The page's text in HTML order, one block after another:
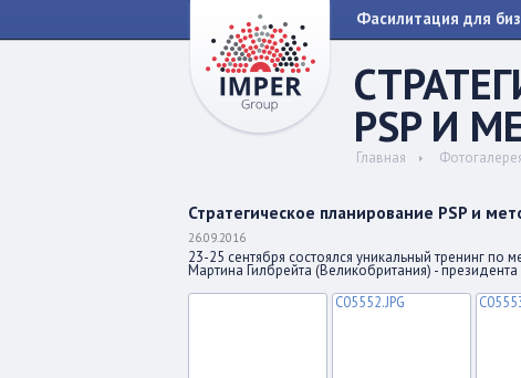
Фасилитация для
PSP И
Главная
Стратегическое планирование PSP и
26.09.2016
23-25 сентября состоялся уникальный тренинг по
Мартина Гилбрейта (Великобритания) -